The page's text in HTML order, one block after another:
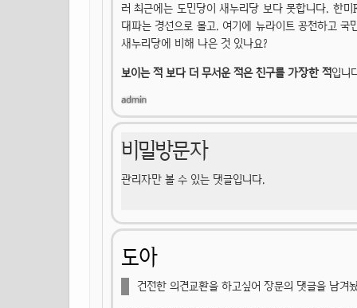
러 최근에는 도민당이 새누리당 보다 못합니다. 한
대파는 경선으로 몰고. 여기에 뉴라이트 공천하고
새누리당에 비해 나은 것 있나요?
보이는 적 보다 더 무서운 적은 친구를 가장한 적입니
비밀방문자
관리자만 볼 수 있는 댓글입니다.
도아
건전한 의견교환을 하고싶어 장문의 댓글을 남